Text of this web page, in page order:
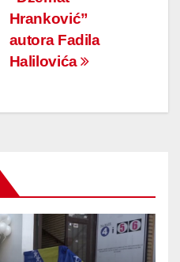
Hranković”
autora Fadila
Halilovića